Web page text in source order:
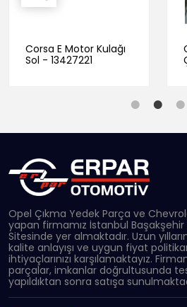
Corsa E Motor Kulağı
Sol - 13427221
Opel Çıkma Yedek Parça ve
yapan firmamız İstanbul
Sitesinde yer almaktadır. Uzun
kalite anlayışı ve uygun fiyat
ihtiyaçlarınızı karşılamaktayız.
parçalar, imkanlar doğrultusunda
yapıldıktan sonra satışa